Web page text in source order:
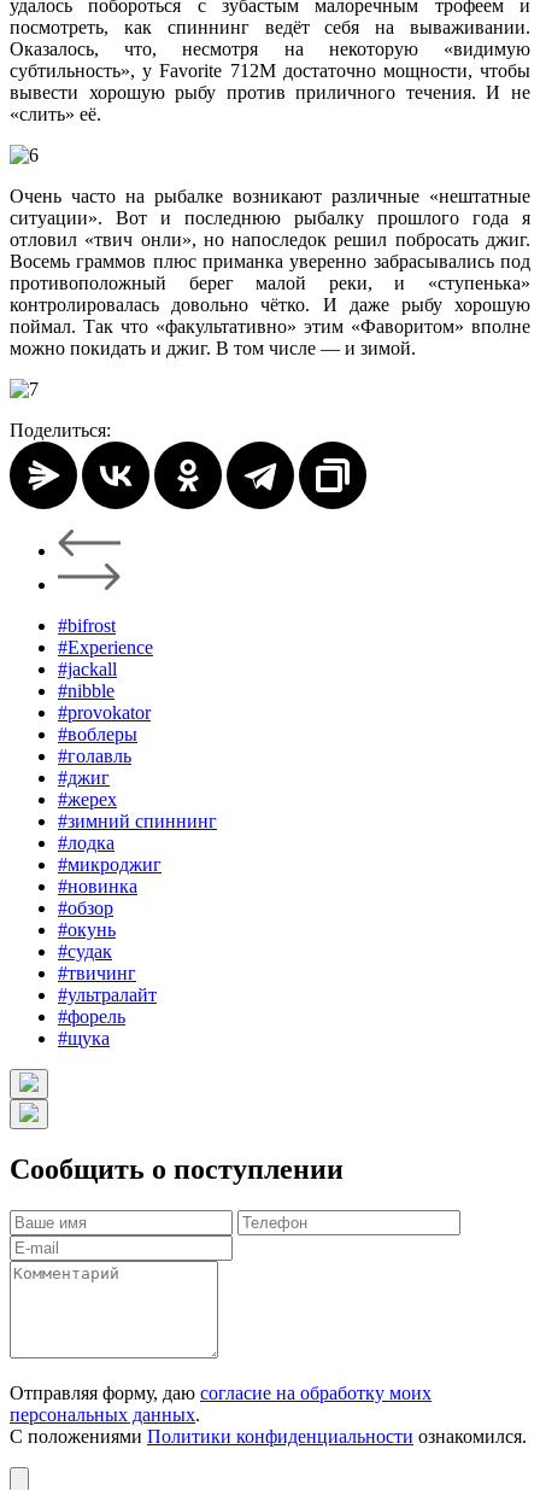
удалось побороться с зубастым малоречным трофеем и
посмотреть, как спиннинг ведёт себя на вываживании.
Оказалось, что, несмотря на некоторую «видимую
субтильность», у Favorite 712M достаточно мощности, чтобы
вывести хорошую рыбу против приличного течения. И не
«слить» её.
Очень часто на рыбалке возникают различные «нештатные
ситуации». Вот и последнюю рыбалку прошлого года я
отловил «твич онли», но напоследок решил побросать джиг.
Восемь граммов плюс приманка уверенно забрасывались под
противоположный берег малой реки, и «ступенька»
контролировалась довольно чётко. И даже рыбу хорошую
поймал. Так что «факультативно» этим «Фаворитом» вполне
можно покидать и джиг. В том числе — и зимой.
Поделиться:
#bifrost
#Experience
#jackall
#nibble
#provokator
#воблеры
#голавль
#джиг
#жерех
#зимний спиннинг
#лодка
#микроджиг
#новинка
#обзор
#окунь
#судак
#твичинг
#ультралайт
#форель
#щука
Сообщить о поступлении
Отправляя форму, даю согласие на обработку моих
персональных данных.
С положениями Политики конфиденциальности ознакомился.